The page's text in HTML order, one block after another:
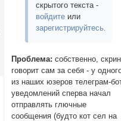
скрытого текста -
войдите или
зарегистрируйтесь.
Проблема:собственно, скрин
говорит сам за себя - у
из наших юзеров телеграм-
уведомлений сперва начал
отправлять глючные
сообщения (будто кот сел на